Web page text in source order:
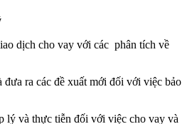
dịch cho vay với các phân tích về
ra các đề xuất mới đối với việc bảo
lý và thực tiễn đối với việc cho vay và